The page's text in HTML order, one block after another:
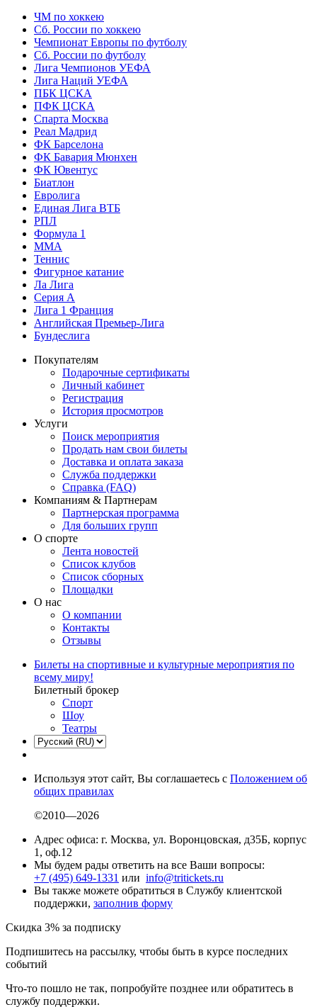
ЧМ по хоккею
Сб. России по хоккею
Чемпионат Европы по футболу
Сб. России по футболу
Лига Чемпионов УЕФА
Лига Наций УЕФА
ПБК ЦСКА
ПФК ЦСКА
Спарта Москва
Реал Мадрид
ФК Барселона
ФК Бавария Мюнхен
ФК Ювентус
Биатлон
Евролига
Единая Лига ВТБ
РПЛ
Формула 1
MMA
Теннис
Фигурное катание
Ла Лига
Серия А
Лига 1 Франция
Английская Премьер-Лига
Бундеслига
Покупателям
Подарочные сертификаты
Личный кабинет
Регистрация
История просмотров
Услуги
Поиск мероприятия
Продать нам свои билеты
Доставка и оплата заказа
Служба поддержки
Справка (FAQ)
Компаниям & Партнерам
Партнерская программа
Для больших групп
О спорте
Лента новостей
Список клубов
Список сборных
Площадки
О нас
О компании
Контакты
Отзывы
Билеты на спортивные и культурные мероприятия по
всему миру!
Билетный брокер
Спорт
Шоу
Театры
Используя этот сайт, Вы соглашаетесь с Положением об
общих правилах
©2010—2026
Адрес офиса: г. Москва, ул. Воронцовская, д35Б, корпус
1, оф.12
Мы будем рады ответить на все Ваши вопросы:
+7 (495) 649-1331 или info@tritickets.ru
Вы также можете обратиться в Службу клиентской
поддержки, заполнив форму
Скидка 3% за подписку
Подпишитесь на рассылку, чтобы быть в курсе последних
событий
Что-то пошло не так, попробуйте позднее или обратитесь в
службу поддержки.